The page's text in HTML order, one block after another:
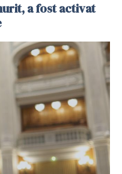
a fost activat